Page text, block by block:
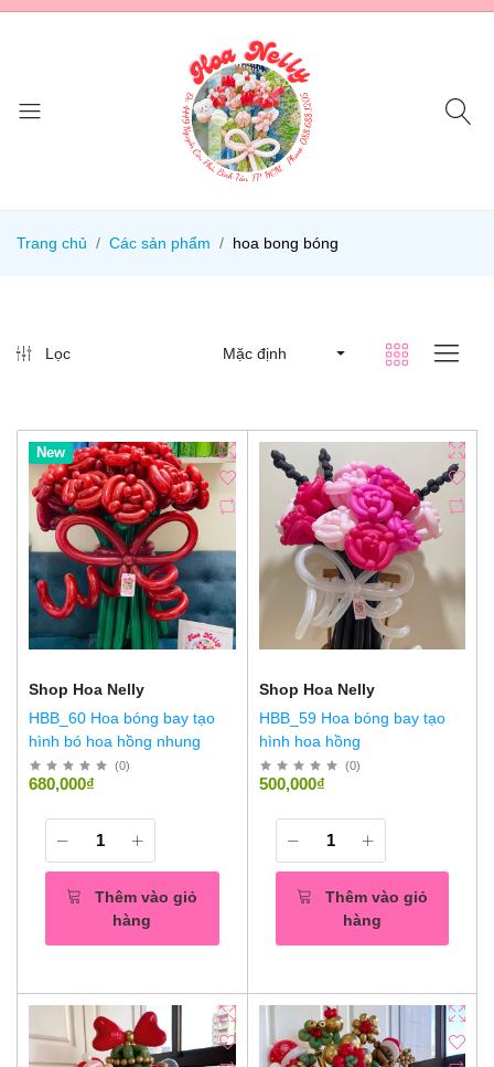
Trang chủ Các sản phẩm hoa bong bóng
Lọc Mặc định
New
Shop Hoa Nelly
HBB_60 Hoa bóng bay tạo
hình bó hoa hồng nhung
(0)
680,000₫
Thêm vào giỏ
hàng
Shop Hoa Nelly
HBB_59 Hoa bóng bay tạo
hình hoa hồng
(0)
500,000₫
Thêm vào giỏ
hàng